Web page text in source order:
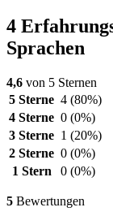
4
Sprachen
4,6 von 5 Sternen
5 Sterne 4 (80%)
4 Sterne 0 (0%)
3 Sterne 1 (20%)
2 Sterne 0 (0%)
1 Stern
0 (0%)
5 Bewertungen